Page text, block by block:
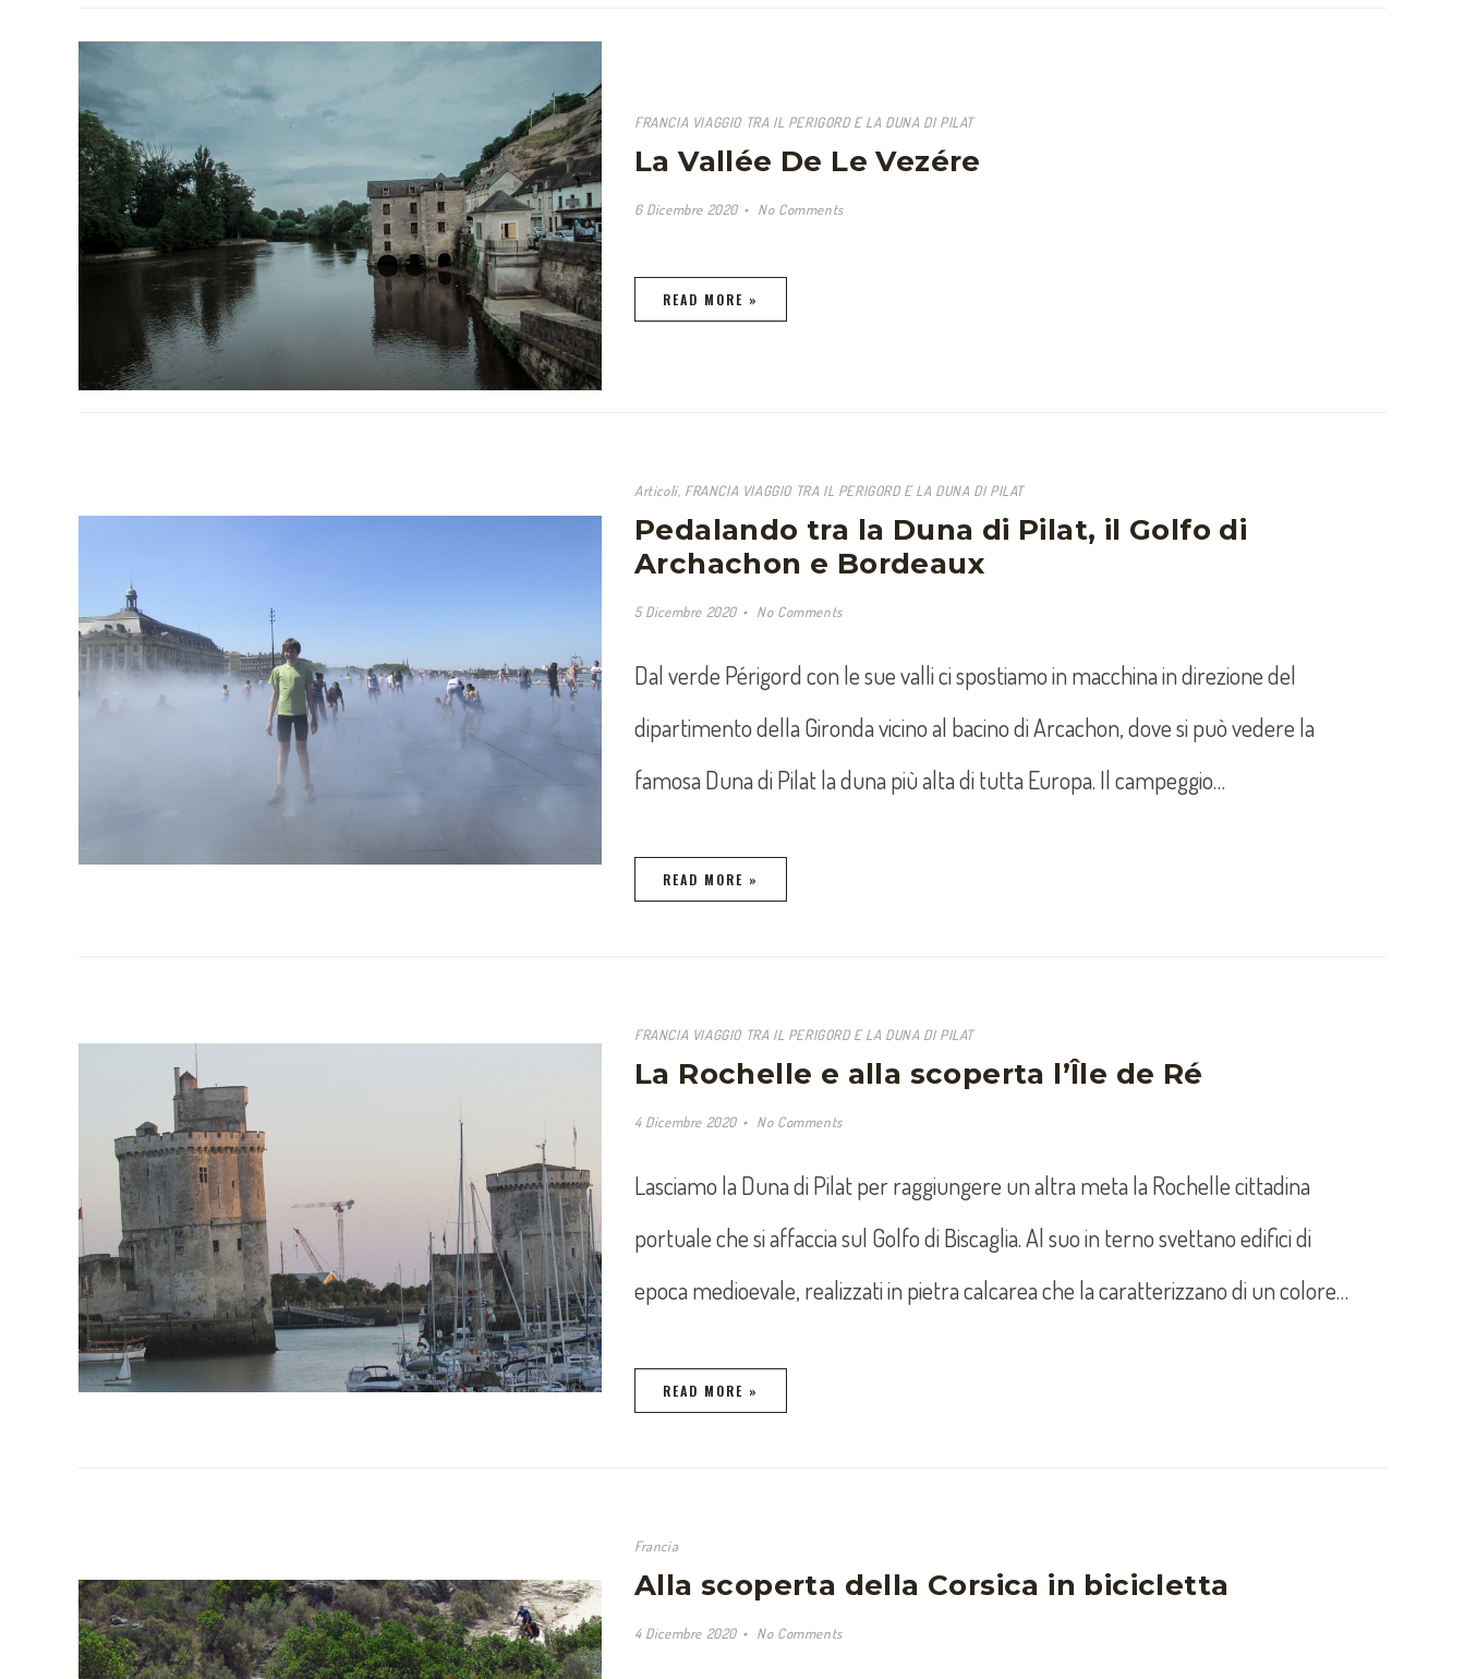
FRANCIA VIAGGIO TRA IL PERIGORD E LA DUNA DI PILAT
La Vallée De Le Vezére
6 Dicembre 2020 No Comments
READ MORE »
Articoli, FRANCIA VIAGGIO TRA IL PERIGORD E LA DUNA DI PILAT
Pedalando tra la Duna di Pilat, il Golfo di
Archachon e Bordeaux
5 Dicembre 2020 No Comments
Dal verde Périgord con le sue valli ci spostiamo in macchina in direzione del
dipartimento della Gironda vicino al bacino di Arcachon, dove si può vedere la
famosa Duna di Pilat la duna più alta di tutta Europa. Il campeggio…
READ MORE »
FRANCIA VIAGGIO TRA IL PERIGORD E LA DUNA DI PILAT
La Rochelle e alla scoperta l’Île de Ré
4 Dicembre 2020 No Comments
Lasciamo la Duna di Pilat per raggiungere un altra meta la Rochelle cittadina
portuale che si affaccia sul Golfo di Biscaglia. Al suo in terno svettano edifici di
epoca medioevale, realizzati in pietra calcarea che la caratterizzano di un colore…
READ MORE »
Francia
Alla scoperta della Corsica in bicicletta
4 Dicembre 2020 No Comments